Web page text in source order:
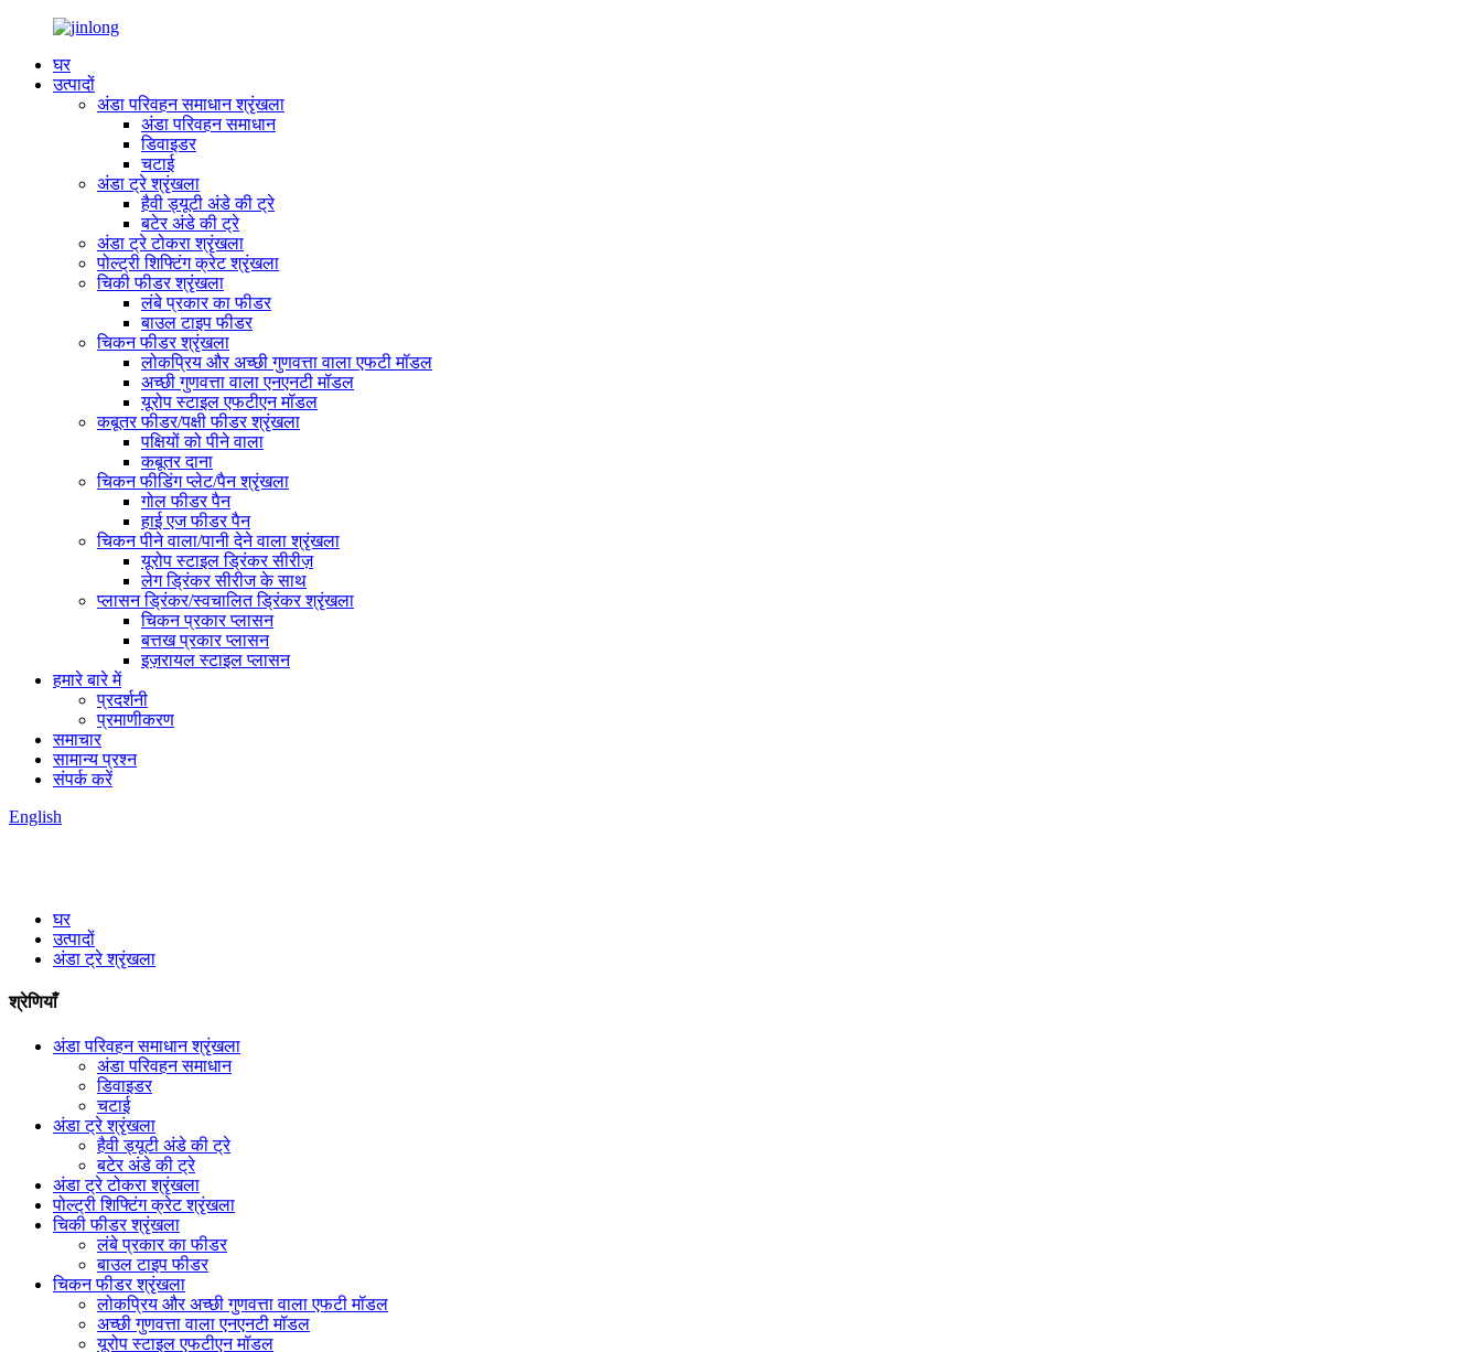
घर
उत्पादों
अंडा परिवहन समाधान श्रृंखला
अंडा परिवहन समाधान
डिवाइडर
चटाई
अंडा ट्रे श्रृंखला
हैवी ड्यूटी अंडे की ट्रे
बटेर अंडे की ट्रे
अंडा ट्रे टोकरा श्रृंखला
पोल्ट्री शिफ्टिंग क्रेट श्रृंखला
चिकी फीडर श्रृंखला
लंबे प्रकार का फीडर
बाउल टाइप फीडर
चिकन फीडर श्रृंखला
लोकप्रिय और अच्छी गुणवत्ता वाला एफटी मॉडल
अच्छी गुणवत्ता वाला एनएनटी मॉडल
यूरोप स्टाइल एफटीएन मॉडल
कबूतर फीडर/पक्षी फीडर श्रृंखला
पक्षियों को पीने वाला
कबूतर दाना
चिकन फीडिंग प्लेट/पैन श्रृंखला
गोल फीडर पैन
हाई एज फीडर पैन
चिकन पीने वाला/पानी देने वाला श्रृंखला
यूरोप स्टाइल ड्रिंकर सीरीज़
लेग ड्रिंकर सीरीज के साथ
प्लासन ड्रिंकर/स्वचालित ड्रिंकर श्रृंखला
चिकन प्रकार प्लासन
बत्तख प्रकार प्लासन
इज़रायल स्टाइल प्लासन
हमारे बारे में
प्रदर्शनी
प्रमाणीकरण
समाचार
सामान्य प्रश्न
संपर्क करें
English
घर
उत्पादों
अंडा ट्रे श्रृंखला
श्रेणियाँ
अंडा परिवहन समाधान श्रृंखला
अंडा परिवहन समाधान
डिवाइडर
चटाई
अंडा ट्रे श्रृंखला
हैवी ड्यूटी अंडे की ट्रे
बटेर अंडे की ट्रे
अंडा ट्रे टोकरा श्रृंखला
पोल्ट्री शिफ्टिंग क्रेट श्रृंखला
चिकी फीडर श्रृंखला
लंबे प्रकार का फीडर
बाउल टाइप फीडर
चिकन फीडर श्रृंखला
लोकप्रिय और अच्छी गुणवत्ता वाला एफटी मॉडल
अच्छी गुणवत्ता वाला एनएनटी मॉडल
यूरोप स्टाइल एफटीएन मॉडल